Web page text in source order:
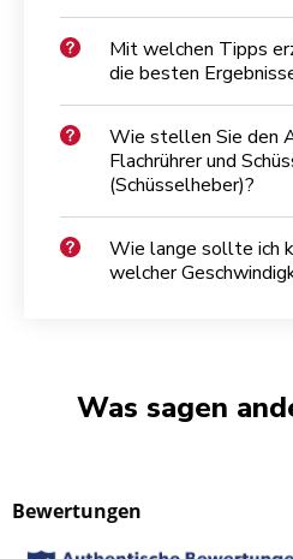
Mit welchen Tipps
die besten
Wie stellen Sie den
Flachrührer und
(Schüsselheber)?
Wie lange sollte ich
welcher
Was sagen